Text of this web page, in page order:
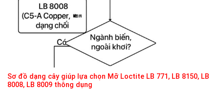
Sơ đồ dạng cây giúp lựa chọn Mỡ Loctite LB 771, LB 8150, LB
8008, LB 8009 thông dụng